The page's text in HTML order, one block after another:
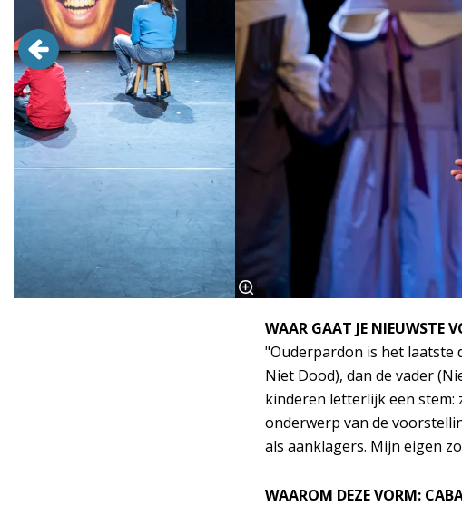
WAAR GAAT JE NIEUWSTE
"Ouderpardon is het laatste
Niet Dood), dan de vader
kinderen letterlijk een stem:
onderwerp van de
als aanklagers. Mijn eigen
WAAROM DEZE VORM: